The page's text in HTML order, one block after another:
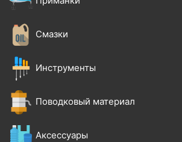
Смазки
Инструменты
Поводковый материал
Аксессуары